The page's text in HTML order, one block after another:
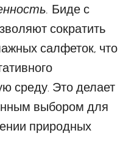
Биде с
сократить
салфеток, что
среду. Это делает
выбором для
природных